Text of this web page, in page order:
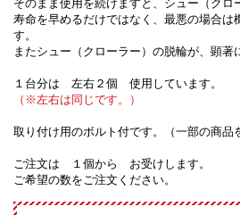
そのまま使用を続けますと、シュー（クロ
寿命を早めるだけではなく、最悪の場合は
す。
またシュー（クローラー）の脱輪が、顕著
１台分は 左右２個 使用しています。
（※左右は同じです。）
取り付け用のボルト付です。（一部の商品
ご注文は １個から お受けします。
ご希望の数をご注文ください。